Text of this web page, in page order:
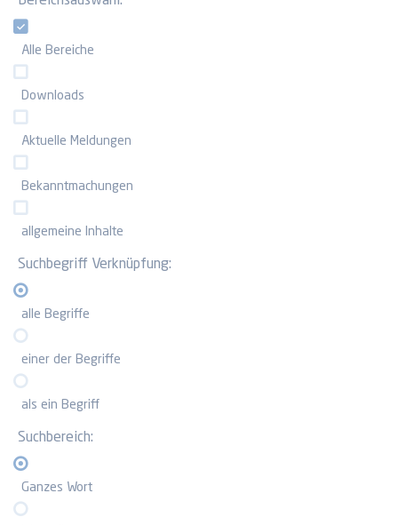
Alle Bereiche
Downloads
Aktuelle Meldungen
Bekanntmachungen
allgemeine Inhalte
Suchbegriff Verknüpfung:
alle Begriffe
einer der Begriffe
als ein Begriff
Suchbereich:
Ganzes Wort